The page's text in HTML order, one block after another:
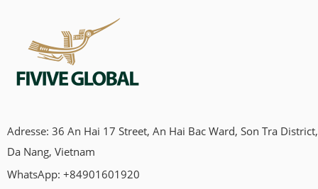
Adresse: 36 An Hai 17 Street, An Hai Bac Ward, Son Tra District,
Da Nang, Vietnam
WhatsApp: +84901601920